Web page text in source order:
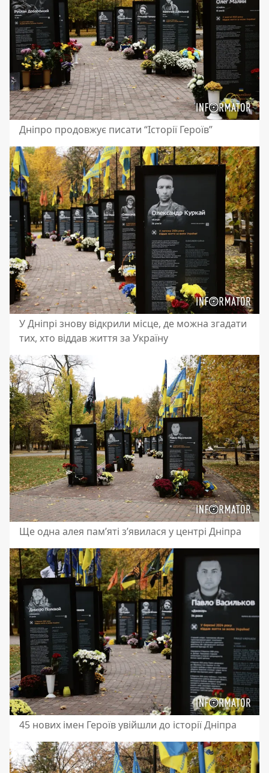
Дніпро продовжує писати “Історії Героїв”
У Дніпрі знову відкрили місце, де можна згадати
тих, хто віддав життя за Україну
Ще одна алея пам’яті з’явилася у центрі Дніпра
45 нових імен Героїв увійшли до історії Дніпра